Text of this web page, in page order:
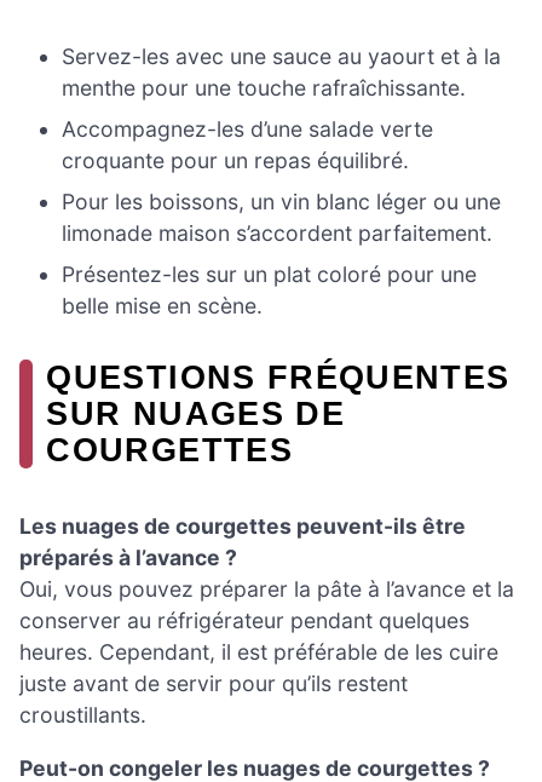
Servez-les avec une sauce au yaourt et à la
menthe pour une touche rafraîchissante.
Accompagnez-les d’une salade verte
croquante pour un repas équilibré.
Pour les boissons, un vin blanc léger ou une
limonade maison s’accordent parfaitement.
Présentez-les sur un plat coloré pour une
belle mise en scène.
QUESTIONS FRÉQUENTES
SUR NUAGES DE
COURGETTES
Les nuages de courgettes peuvent-ils être
préparés à l’avance ?
Oui, vous pouvez préparer la pâte à l’avance et la
conserver au réfrigérateur pendant quelques
heures. Cependant, il est préférable de les cuire
juste avant de servir pour qu’ils restent
croustillants.
Peut-on congeler les nuages de courgettes ?